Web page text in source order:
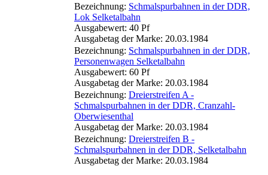
Bezeichnung: Schmalspurbahnen in der DDR,
Lok Selketalbahn
Ausgabewert: 40 Pf
Ausgabetag der Marke: 20.03.1984
Bezeichnung: Schmalspurbahnen in der DDR,
Personenwagen Selketalbahn
Ausgabewert: 60 Pf
Ausgabetag der Marke: 20.03.1984
Bezeichnung: Dreierstreifen A -
Schmalspurbahnen in der DDR, Cranzahl-
Oberwiesenthal
Ausgabetag der Marke: 20.03.1984
Bezeichnung: Dreierstreifen B -
Schmalspurbahnen in der DDR, Selketalbahn
Ausgabetag der Marke: 20.03.1984